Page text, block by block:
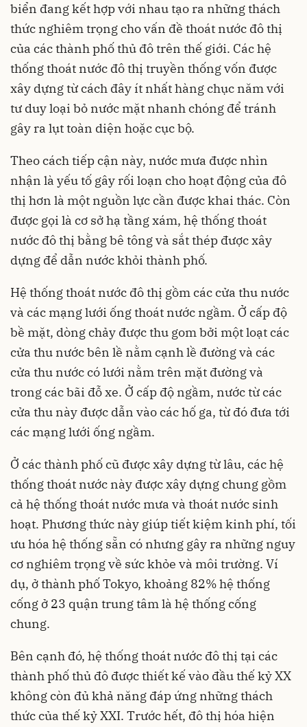
biển đang kết hợp với nhau tạo ra những thách
thức nghiêm trọng cho vấn đề thoát nước đô thị
của các thành phố thủ đô trên thế giới. Các hệ
thống thoát nước đô thị truyền thống vốn được
xây dựng từ cách đây ít nhất hàng chục năm với
tư duy loại bỏ nước mặt nhanh chóng để tránh
gây ra lụt toàn diện hoặc cục bộ.
Theo cách tiếp cận này, nước mưa được nhìn
nhận là yếu tố gây rối loạn cho hoạt động của đô
thị hơn là một nguồn lực cần được khai thác. Còn
được gọi là cơ sở hạ tầng xám, hệ thống thoát
nước đô thị bằng bê tông và sắt thép được xây
dựng để dẫn nước khỏi thành phố.
Hệ thống thoát nước đô thị gồm các cửa thu nước
và các mạng lưới ống thoát nước ngầm. Ở cấp độ
bề mặt, dòng chảy được thu gom bởi một loạt các
cửa thu nước bên lề nằm cạnh lề đường và các
cửa thu nước có lưới nằm trên mặt đường và
trong các bãi đỗ xe. Ở cấp độ ngầm, nước từ các
cửa thu này được dẫn vào các hố ga, từ đó đưa tới
các mạng lưới ống ngầm.
Ở các thành phố cũ được xây dựng từ lâu, các hệ
thống thoát nước này được xây dựng chung gồm
cả hệ thống thoát nước mưa và thoát nước sinh
hoạt. Phương thức này giúp tiết kiệm kinh phí, tối
ưu hóa hệ thống sẵn có nhưng gây ra những nguy
cơ nghiêm trọng về sức khỏe và môi trường. Ví
dụ, ở thành phố Tokyo, khoảng 82% hệ thống
cống ở 23 quận trung tâm là hệ thống cống
chung.
Bên cạnh đó, hệ thống thoát nước đô thị tại các
thành phố thủ đô được thiết kế vào đầu thế kỷ XX
không còn đủ khả năng đáp ứng những thách
thức của thế kỷ XXI. Trước hết, đô thị hóa hiện